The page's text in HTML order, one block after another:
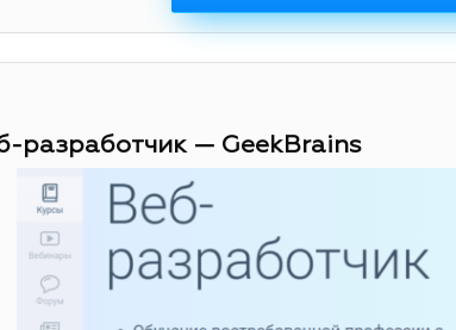
разработчик — GeekBrains